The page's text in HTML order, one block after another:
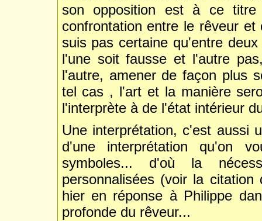
son opposition est à ce
confrontation entre le rêveur
suis pas certaine qu'entre
l'une soit fausse et l'autre
l'autre, amener de façon plus
tel cas , l'art et la manière
l'interprète à de l'état intérieur
Une interprétation, c'est aussi
d'une interprétation qu'on
symboles... d'où la
personnalisées (voir la
hier en réponse à Philippe
profonde du rêveur...